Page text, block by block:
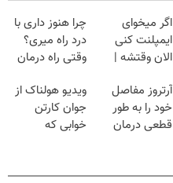
load
اگر میخوای
ایمپلنت کنی
الان وقتشه |
میلیون تومان!!!
چرا هنوز داری با
درد راه میری؟
وقتی راه درمان
Image failed to
load
آرتروز مفاصل
خود را به طور
قطعی درمان
Image failed to
ویدیو هولناک از
جوان کارتن
خوابی که